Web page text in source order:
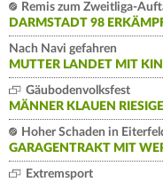
Remis zum Zweitliga-
DARMSTADT 98
Nach Navi gefahren
MUTTER LANDET MIT
Gäubodenvolksfest
MÄNNER KLAUEN
Hoher Schaden in
GARAGENTRAKT MIT
Extremsport